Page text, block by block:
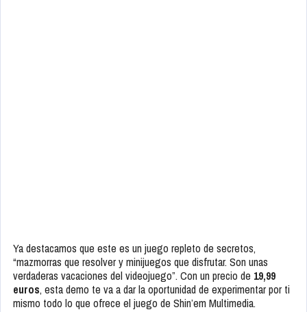
Ya destacamos que este es un juego repleto de secretos,
“mazmorras que resolver y minijuegos que disfrutar. Son unas
verdaderas vacaciones del videojuego”. Con un precio de 19,99
euros, esta demo te va a dar la oportunidad de experimentar por ti
mismo todo lo que ofrece el juego de Shin’em Multimedia.